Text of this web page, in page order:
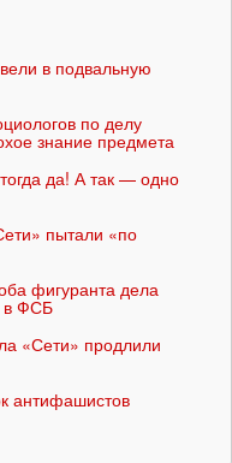
в подвальную
по делу
знание предмета
да! А так — одно
пытали «по
фигуранта дела
в ФСБ
«Сети» продлили
антифашистов